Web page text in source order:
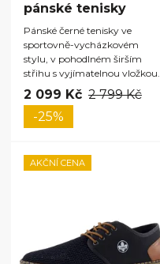
pánské tenisky
Pánské černé tenisky ve
sportovně-vycházkovém
stylu, v pohodlném širším
střihu s vyjímatelnou vložkou.
2 099 Kč 2 799 Kč
-25%
AKČNÍ CENA